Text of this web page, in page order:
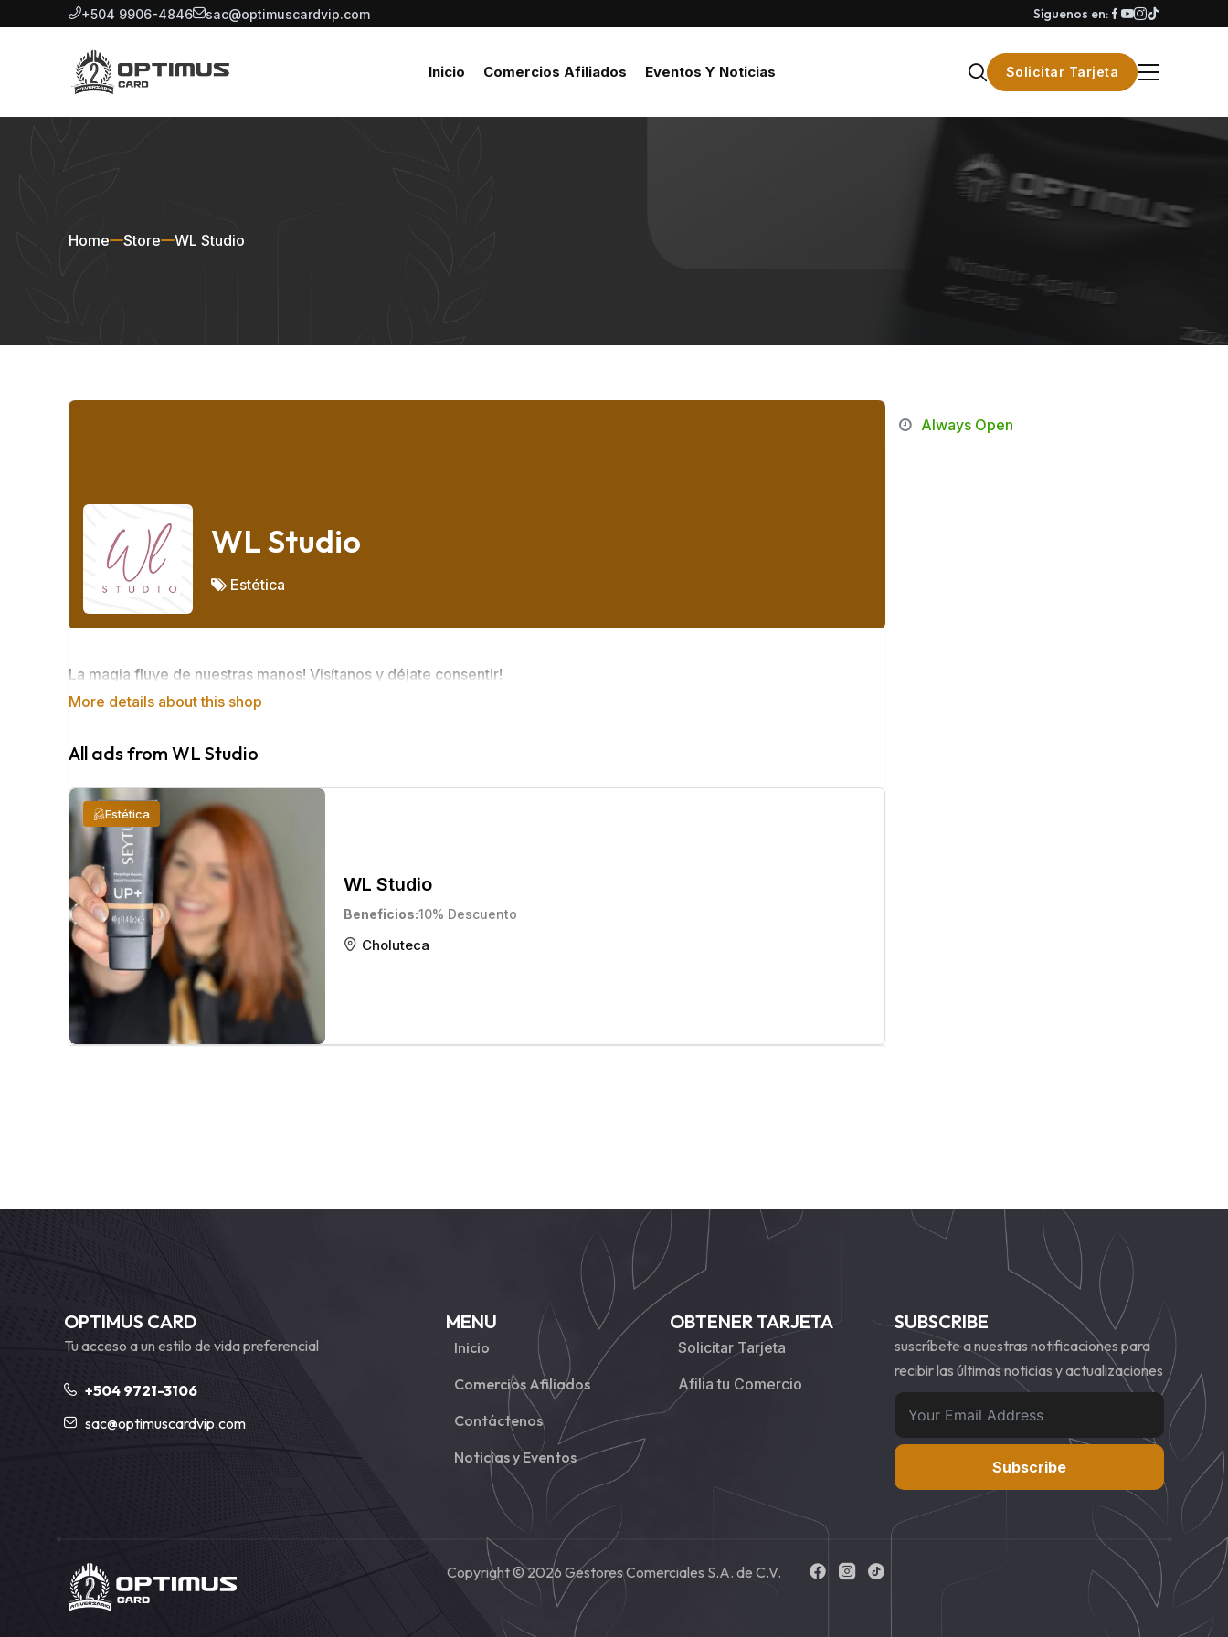
+504 9906-4846 sac@optimuscardvip.com Síguenos en:
Inicio Comercios Afiliados Eventos Y Noticias Solicitar Tarjeta
Home Store WL Studio
WL Studio
Estética
La magia fluye de nuestras manos! Visítanos y déjate consentir!
More details about this shop
All ads from WL Studio
WL Studio
Beneficios 10% Descuento
Estética
Choluteca
Always Open
OPTIMUS CARD
Tu acceso a un estilo de vida preferencial
+504 9721-3106
sac@optimuscardvip.com
MENU
Inicio
Comercios Afiliados
Contáctenos
Noticias y Eventos
OBTENER TARJETA
Solicitar Tarjeta
Afilia tu Comercio
SUBSCRIBE
suscríbete a nuestras notificaciones para
recibir las últimas noticias y actualizaciones
Subscribe
Copyright © 2026 Gestores Comerciales S.A. de C.V.